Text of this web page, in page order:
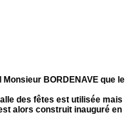
BORDENAVE que le
des fêtes est utilisée mais
alors construit inauguré en